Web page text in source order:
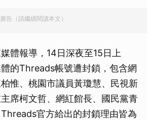
廣告（請繼續閱讀本文）
體報導，14日深夜至15日上
的Threads帳號遭封鎖，包含網
惟、桃園市議員黃瓊慧、民視新
席柯文哲、網紅館長、國民黨青
官方給出的封鎖理由皆為